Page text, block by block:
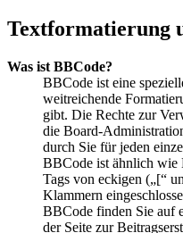
Textformatierung
Was ist BBCode?
BBCode ist eine
weitreichende
gibt. Die Rechte zur
die Board-
durch Sie für jeden
BBCode ist ähnlich wie
Tags von eckigen („[“
Klammern
BBCode finden Sie auf
der Seite zur